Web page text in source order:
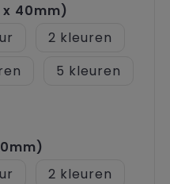
40mm)
2
5
2